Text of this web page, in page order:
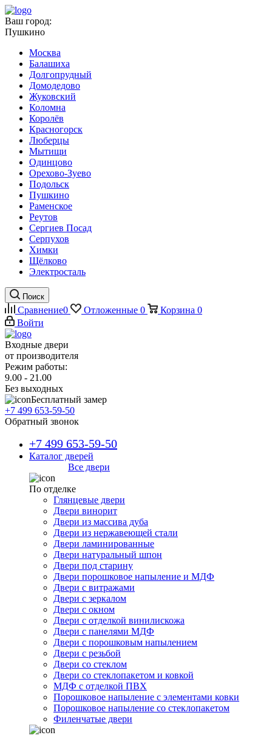
Ваш город:
Пушкино
Москва
Балашиха
Долгопрудный
Домодедово
Жуковский
Коломна
Королёв
Красногорск
Люберцы
Мытищи
Одинцово
Орехово-Зуево
Подольск
Пушкино
Раменское
Реутов
Сергиев Посад
Серпухов
Химки
Щёлково
Электросталь
Поиск
Сравнение0 Отложенные 0 Корзина 0
Войти
Входные двери
от производителя
Режим работы:
9.00 - 21.00
Без выходных
Бесплатный замер
+7 499 653-59-50
Обратный звонок
+7 499 653-59-50
Каталог дверей
Все двери
По отделке
Глянцевые двери
Двери винорит
Двери из массива дуба
Двери из нержавеющей стали
Двери ламинированные
Двери натуральный шпон
Двери под старину
Двери порошковое напыление и МДФ
Двери с витражами
Двери с зеркалом
Двери с окном
Двери с отделкой винилискожа
Двери с панелями МДФ
Двери с порошковым напылением
Двери с резьбой
Двери со стеклом
Двери со стеклопакетом и ковкой
МДФ с отделкой ПВХ
Порошковое напыление с элементами ковки
Порошковое напыление со стеклопакетом
Филенчатые двери